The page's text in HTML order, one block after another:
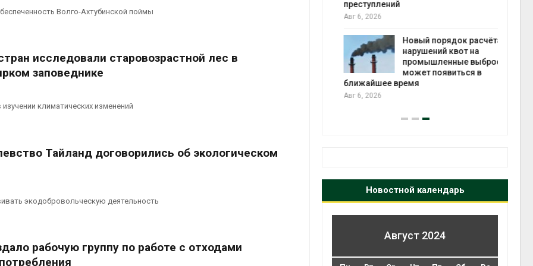
Волго-Ахтубинской поймы
исследовали старовозрастной лес в
заповеднике
климатических изменений
Тайланд договорились об экологическом
экодобровольческую деятельность
рабочую группу по работе с отходами
одновременно
Дождевая вода с крыш
Авг 7, 2026
для контроля мусорных
преступлений
Авг 6, 2026
Новый порядок расчёта
нарушений квот на
промышленные выбросы
может появиться в
ближайшее время
Авг 6, 2026
Новостной календарь
Август 2024